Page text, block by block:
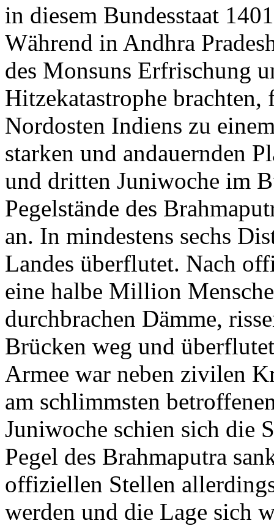
in diesem Bundesstaat
Während in Andhra
des Monsuns Erfrischung
Hitzekatastrophe
Nordosten Indiens zu
starken und andauernden
und dritten Juniwoche im
Pegelstände des
an. In mindestens sechs
Landes überflutet. Nach
eine halbe Million
durchbrachen Dämme,
Brücken weg und
Armee war neben zivilen
am schlimmsten
Juniwoche schien sich die
Pegel des Brahmaputra
offiziellen Stellen
werden und die Lage sich